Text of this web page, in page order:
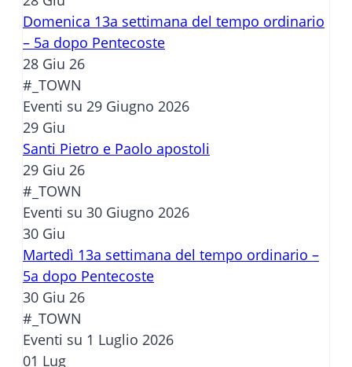
Domenica 13a settimana del tempo ordinario
– 5a dopo Pentecoste
28 Giu 26
#_TOWN
Eventi su 29 Giugno 2026
29 Giu
Santi Pietro e Paolo apostoli
29 Giu 26
#_TOWN
Eventi su 30 Giugno 2026
30 Giu
Martedì 13a settimana del tempo ordinario –
5a dopo Pentecoste
30 Giu 26
#_TOWN
Eventi su 1 Luglio 2026
01 Lug